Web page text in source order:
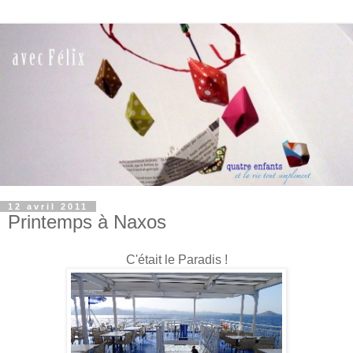
12 avril 2011
Printemps à Naxos
C'était le Paradis !